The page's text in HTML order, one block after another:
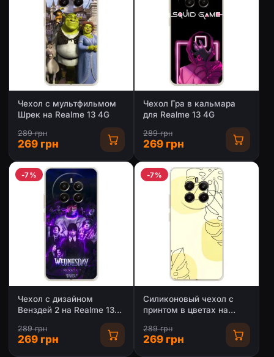
Чехол с мультфильмом
Шрек на Realme 13 4G
289 грн
269 грн
Чехол Гра в кальмара
для Realme 13 4G
289 грн
269 грн
-7%
Чехол с дизайном
Венздей 2 на Realme 13
289 грн
269 грн
-7%
Силиконовый чехол с
принтом в цветах на
289 грн
269 грн